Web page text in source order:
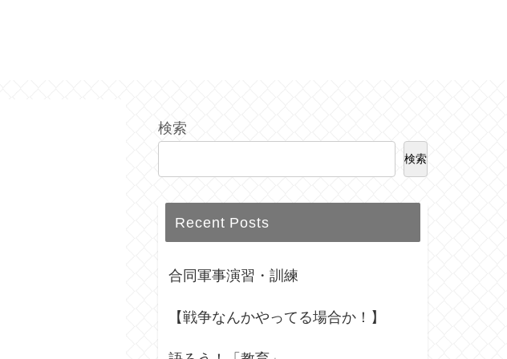
検索
検索
Recent Posts
合同軍事演習・訓練
【戦争なんかやってる場合か！】